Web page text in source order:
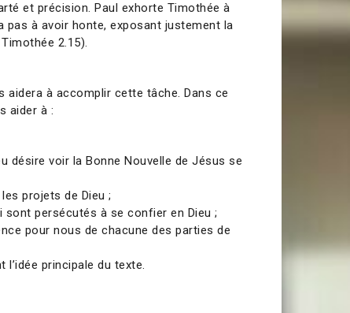
et précision. Paul exhorte Timothée à
pas à avoir honte, exposant justement la
2.15).
aidera à accomplir cette tâche. Dans ce
aider à :
désire voir la Bonne Nouvelle de Jésus se
projets de Dieu ;
sont persécutés à se confier en Dieu ;
pour nous de chacune des parties de
l’idée principale du texte.